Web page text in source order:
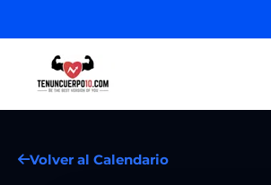
Volver al Calendario